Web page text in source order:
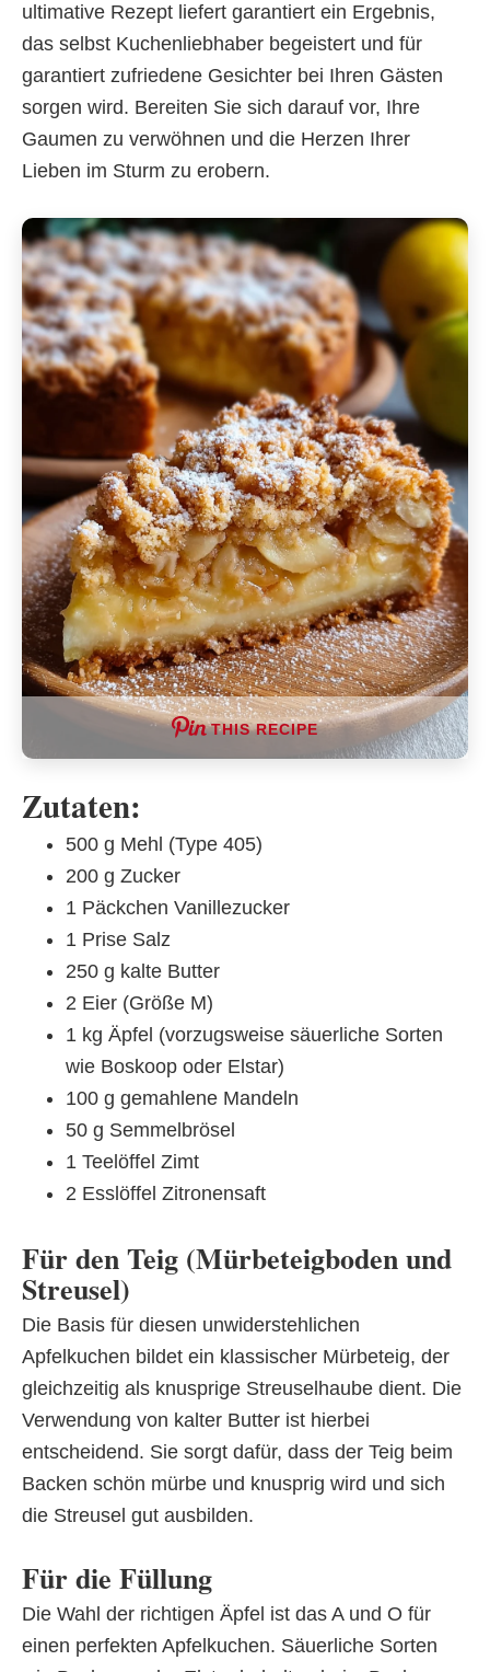
ultimative Rezept liefert garantiert ein Ergebnis,
das selbst Kuchenliebhaber begeistert und für
garantiert zufriedene Gesichter bei Ihren Gästen
sorgen wird. Bereiten Sie sich darauf vor, Ihre
Gaumen zu verwöhnen und die Herzen Ihrer
Lieben im Sturm zu erobern.
THIS RECIPE
Zutaten:
500 g Mehl (Type 405)
200 g Zucker
1 Päckchen Vanillezucker
1 Prise Salz
250 g kalte Butter
2 Eier (Größe M)
1 kg Äpfel (vorzugsweise säuerliche Sorten
wie Boskoop oder Elstar)
100 g gemahlene Mandeln
50 g Semmelbrösel
1 Teelöffel Zimt
2 Esslöffel Zitronensaft
Für den Teig (Mürbeteigboden und
Streusel)
Die Basis für diesen unwiderstehlichen
Apfelkuchen bildet ein klassischer Mürbeteig, der
gleichzeitig als knusprige Streuselhaube dient. Die
Verwendung von kalter Butter ist hierbei
entscheidend. Sie sorgt dafür, dass der Teig beim
Backen schön mürbe und knusprig wird und sich
die Streusel gut ausbilden.
Für die Füllung
Die Wahl der richtigen Äpfel ist das A und O für
einen perfekten Apfelkuchen. Säuerliche Sorten